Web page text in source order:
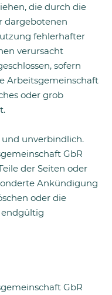
die durch die
dargebotenen
fehlerhafter
verursacht
sofern
Arbeitsgemeinschaft
oder grob
unverbindlich.
GbR
der Seiten oder
Ankündigung
oder die
endgültig
GbR